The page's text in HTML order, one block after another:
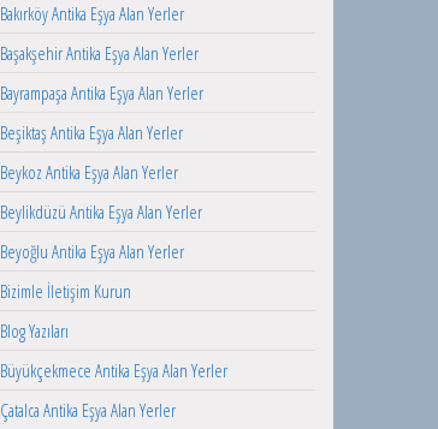
Bakırköy Antika Eşya Alan Yerler
Başakşehir Antika Eşya Alan Yerler
Bayrampaşa Antika Eşya Alan Yerler
Beşiktaş Antika Eşya Alan Yerler
Beykoz Antika Eşya Alan Yerler
Beylikdüzü Antika Eşya Alan Yerler
Beyoğlu Antika Eşya Alan Yerler
Bizimle İletişim Kurun
Blog Yazıları
Büyükçekmece Antika Eşya Alan Yerler
Çatalca Antika Eşya Alan Yerler